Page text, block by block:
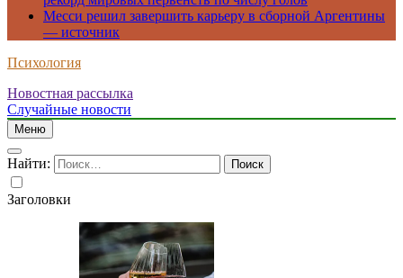
Месси решил завершить карьеру в сборной Аргентины
— источник
Психология
Новостная рассылка
Случайные новости
Меню
Найти:
Заголовки